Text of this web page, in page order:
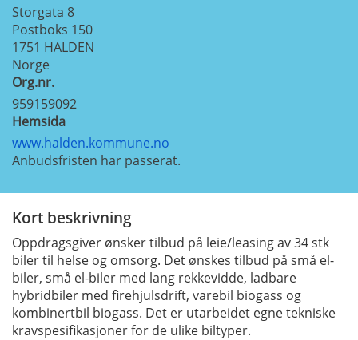
Storgata 8
Postboks 150
1751 HALDEN
Norge
Org.nr.
959159092
Hemsida
www.halden.kommune.no
Anbudsfristen har passerat.
Kort beskrivning
Oppdragsgiver ønsker tilbud på leie/leasing av 34 stk
biler til helse og omsorg. Det ønskes tilbud på små el-
biler, små el-biler med lang rekkevidde, ladbare
hybridbiler med firehjulsdrift, varebil biogass og
kombinertbil biogass. Det er utarbeidet egne tekniske
kravspesifikasjoner for de ulike biltyper.